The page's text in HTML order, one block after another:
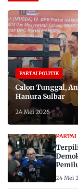
PARTAI POLITIK
Calon Tunggal,
Hanura Sulbar
24 Mei 2026
24 Mei